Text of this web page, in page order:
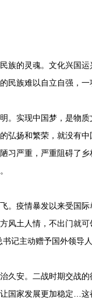
的灵魂。文化兴国运
民族难以自立自强，
实现中国梦，是物质
弘扬和繁荣，就没有
习严重，严重阻碍了
疫情暴发以来受国际
风土人情，不出门就
书记主动赠予国外领导
安。二战时期交战的
国家发展更加稳定…